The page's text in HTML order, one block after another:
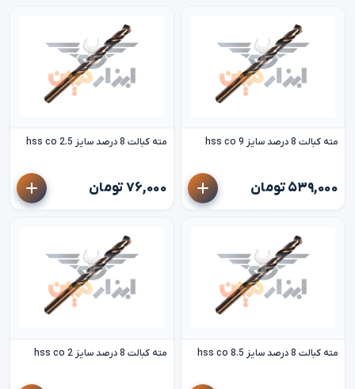
مته کبالت 8 درصد سایز 9 hss co
۵۳۹,۰۰۰ تومان
مته کبالت 8 درصد سایز 2.5 hss co
۷۶,۰۰۰ تومان
مته کبالت 8 درصد سایز 8.5 hss co مته کبالت 8 درصد سایز 2 hss co